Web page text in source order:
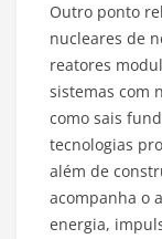
Outro ponto
nucleares de
reatores
sistemas com
como sais
tecnologias
além de
acompanha o
energia,